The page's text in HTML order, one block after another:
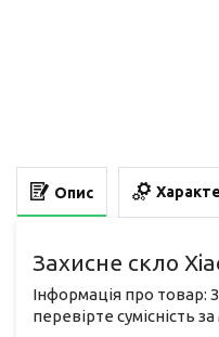
Опис
Захисне скло
Інформація про товар:
перевірте сумісність